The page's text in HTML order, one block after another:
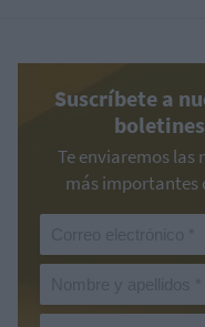
Suscríbete a
boletines
Te enviaremos las
más importantes